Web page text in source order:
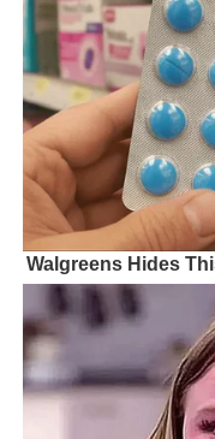
Walgreens Hides